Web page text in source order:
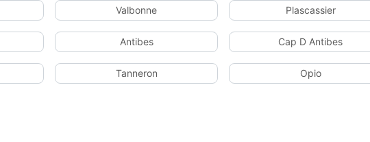
Valbonne Plascassier
Antibes Cap D Antibes
Tanneron Opio